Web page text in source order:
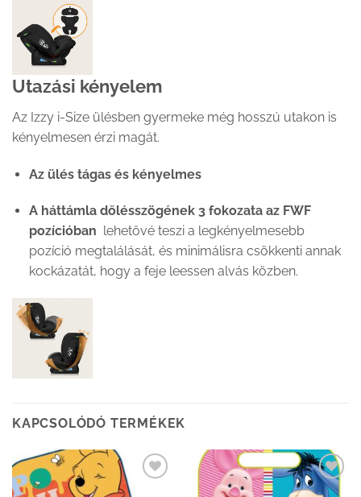
Utazási kényelem
Az Izzy i-Size ülésben gyermeke még hosszú utakon is
kényelmesen érzi magát.
Az ülés tágas és kényelmes
A háttámla dőlésszögének 3 fokozata az FWF
pozícióban lehetővé teszi a legkényelmesebb
pozíció megtalálását, és minimálisra csökkenti annak
kockázatát, hogy a feje leessen alvás közben.
KAPCSOLÓDÓ TERMÉKEK
Kedvenceimhez
Kedvenceimhez